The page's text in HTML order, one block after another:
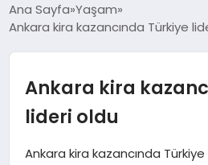
YAŞAM
MAGAZIN
Ana Sayfa Yaşam
Ankara kira kazancında Türkiye
Ankara kira
lideri oldu
Ankara kira kazancında